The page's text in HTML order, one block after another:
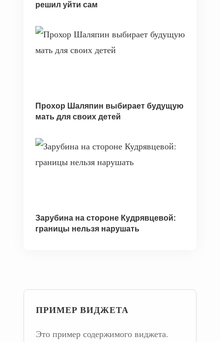
решил уйти сам
Прохор Шаляпин выбирает будущую
мать для своих детей
Зарубина на стороне Кудрявцевой:
границы нельзя нарушать
ПРИМЕР ВИДЖЕТА
Это пример содержимого виджета.